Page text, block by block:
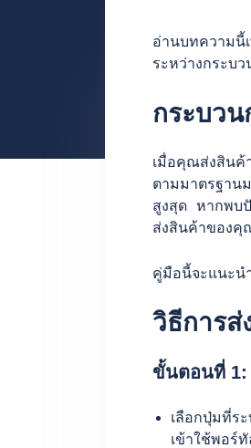
อ่านบทความ
ระหว่างกระบ
กระบวน
เมื่อคุณส่งสินค้
ตามมาตรฐาน
สูงสุด หากพบ
ส่งสินค้าของคุ
คู่มือนี้จะแนะน
วิธีการ
ขั้นตอนที่ 1:
เลือกปุ่มที่ระ
เข้าใช้พอร์